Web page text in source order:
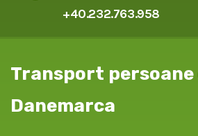
+40.232.763.958
Transport persoane
Danemarca